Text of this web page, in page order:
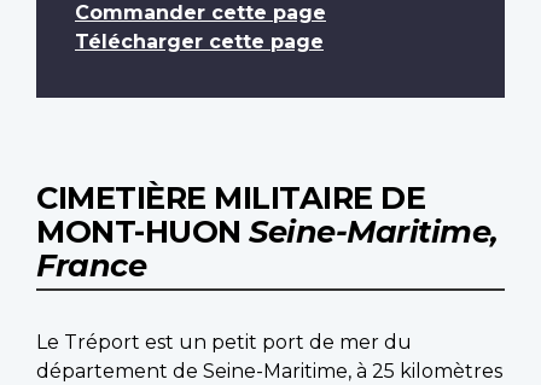
Commander cette page
Télécharger cette page
CIMETIÈRE MILITAIRE DE
MONT-HUON Seine-Maritime,
France
Le Tréport est un petit port de mer du
département de Seine-Maritime, à 25 kilomètres